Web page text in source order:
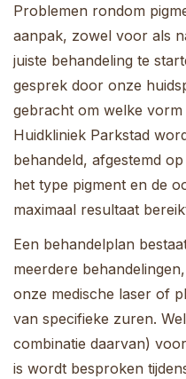
Problemen rondom
aanpak, zowel voor als
juiste behandeling te
gesprek door onze
gebracht om welke vorm
Huidkliniek Parkstad
behandeld, afgestemd
het type pigment en de
maximaal resultaat
Een behandelplan
meerdere
onze medische laser of
van specifieke zuren.
combinatie daarvan)
is wordt besproken